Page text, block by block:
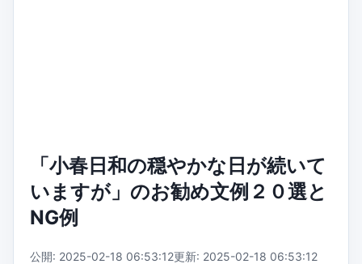
「小春日和の穏やかな日が続いて
いますが」のお勧め文例２０選と
NG例
公開: 2025-02-18 06:53:12更新: 2025-02-18 06:53:12